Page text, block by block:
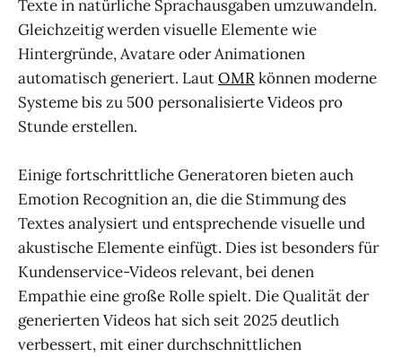
Texte in natürliche Sprachausgaben umzuwandeln.
Gleichzeitig werden visuelle Elemente wie
Hintergründe, Avatare oder Animationen
automatisch generiert. LautOMRkönnen moderne
Systeme bis zu 500 personalisierte Videos pro
Stunde erstellen.
Einige fortschrittliche Generatoren bieten auch
Emotion Recognition an, die die Stimmung des
Textes analysiert und entsprechende visuelle und
akustische Elemente einfügt. Dies ist besonders für
Kundenservice-Videos relevant, bei denen
Empathie eine große Rolle spielt. Die Qualität der
generierten Videos hat sich seit 2025 deutlich
verbessert, mit einer durchschnittlichen